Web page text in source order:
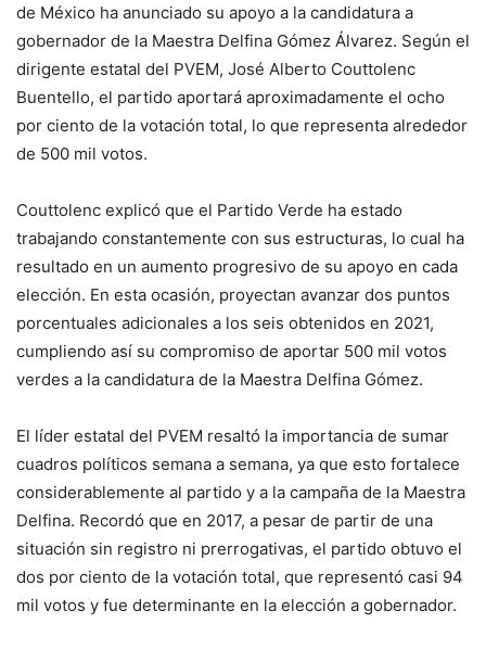
de México ha anunciado su apoyo a la candidatura a
gobernador de la Maestra Delfina Gómez Álvarez. Según el
dirigente estatal del PVEM, José Alberto Couttolenc
Buentello, el partido aportará aproximadamente el ocho
por ciento de la votación total, lo que representa alrededor
de 500 mil votos.
Couttolenc explicó que el Partido Verde ha estado
trabajando constantemente con sus estructuras, lo cual ha
resultado en un aumento progresivo de su apoyo en cada
elección. En esta ocasión, proyectan avanzar dos puntos
porcentuales adicionales a los seis obtenidos en 2021,
cumpliendo así su compromiso de aportar 500 mil votos
verdes a la candidatura de la Maestra Delfina Gómez.
El líder estatal del PVEM resaltó la importancia de sumar
cuadros políticos semana a semana, ya que esto fortalece
considerablemente al partido y a la campaña de la Maestra
Delfina. Recordó que en 2017, a pesar de partir de una
situación sin registro ni prerrogativas, el partido obtuvo el
dos por ciento de la votación total, que representó casi 94
mil votos y fue determinante en la elección a gobernador.